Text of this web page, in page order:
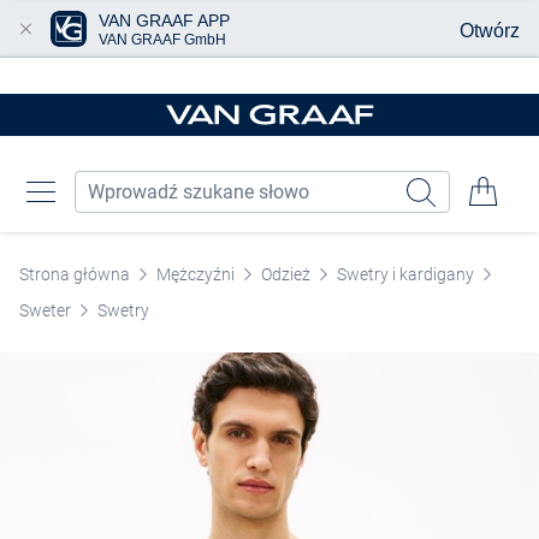
Strona główna Mężczyźni Odzież
Swetry i kardigany
Sweter
Swetry
VAN GRAAF APP
VAN GRAAF GmbH Otwórz